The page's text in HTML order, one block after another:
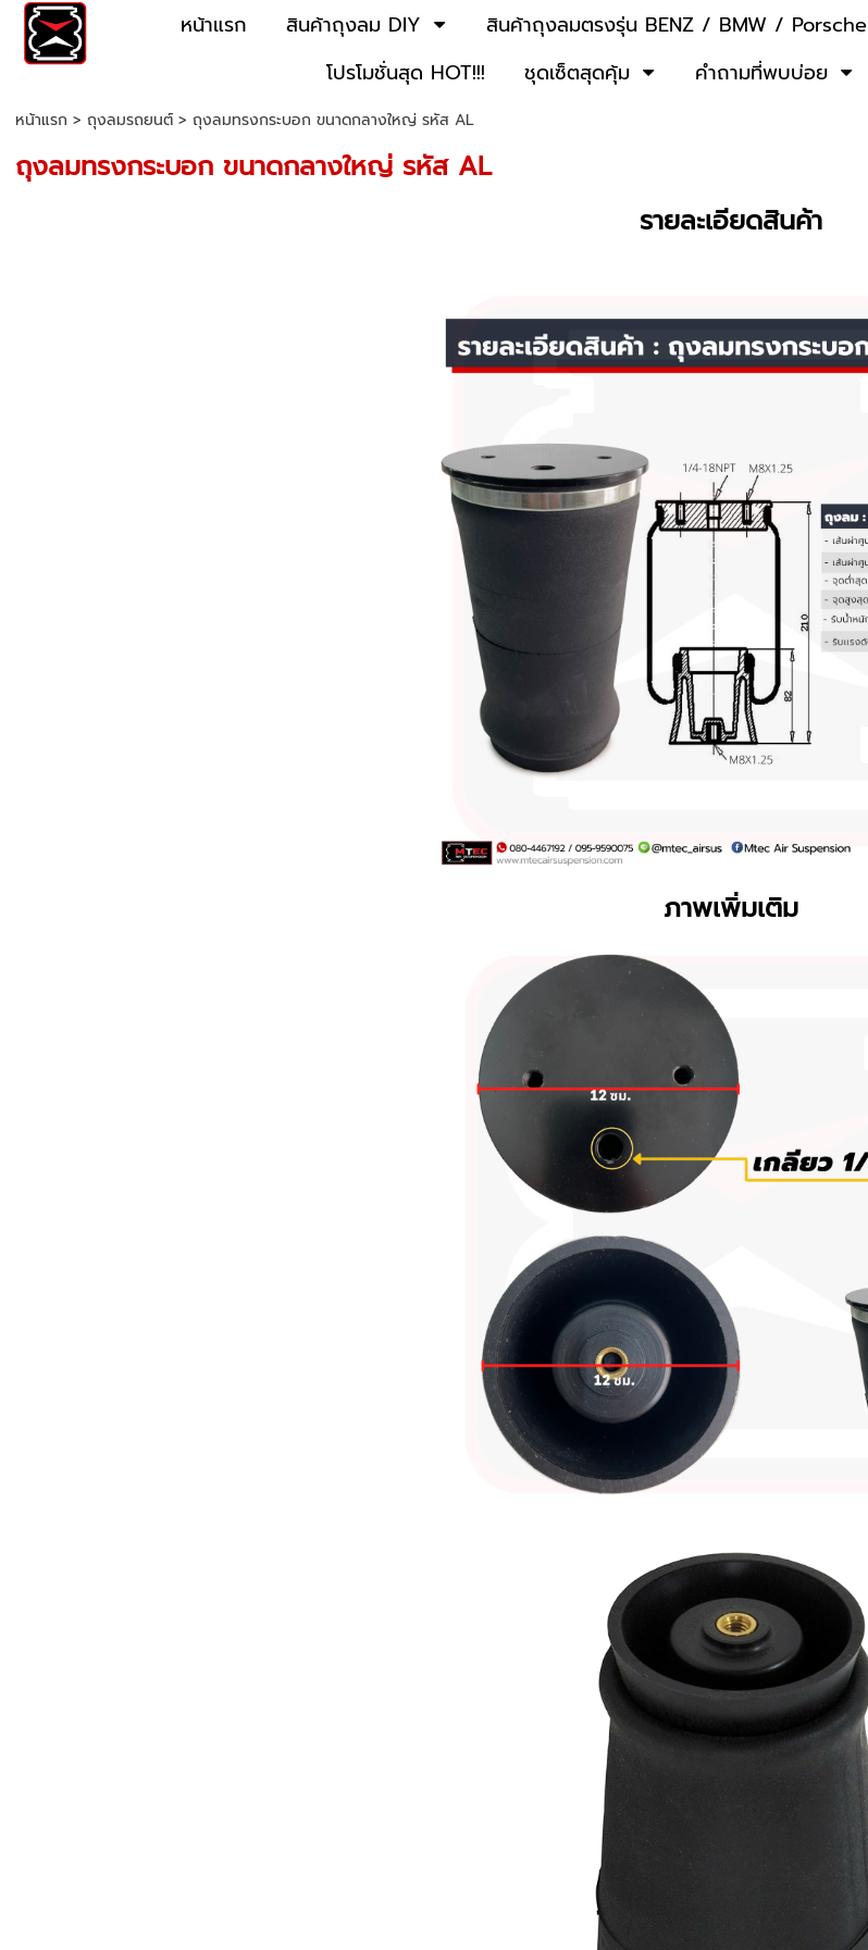
หน้าแรก สินค้าถุงลม DIY สินค้าถุงลมตรงรุ่น BENZ / BMW / Porsche
โปรโมชั่นสุด HOT!!!
ชุดเซ็ตสุดคุ้ม คำถามที่พบบ่อย
หน้าแรก > ถุงลมรถยนต์> ถุงลมทรงกระบอก ขนาดกลางใหญ่ รหัส AL
ถุงลมทรงกระบอก ขนาดกลางใหญ่ รหัส AL
รายละเอียดสินค้า
ภาพเพิ่มเติม